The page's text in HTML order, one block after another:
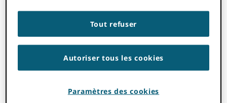
Quelles sont les principales
raisons pour lesquelles
votre organisation adopte
Tout refuser
Autoriser tous les cookies
Paramètres des cookies